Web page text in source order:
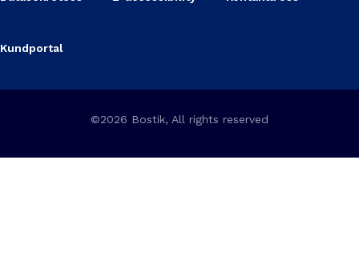
Kundportal
©2026 Bostik, All rights reserved